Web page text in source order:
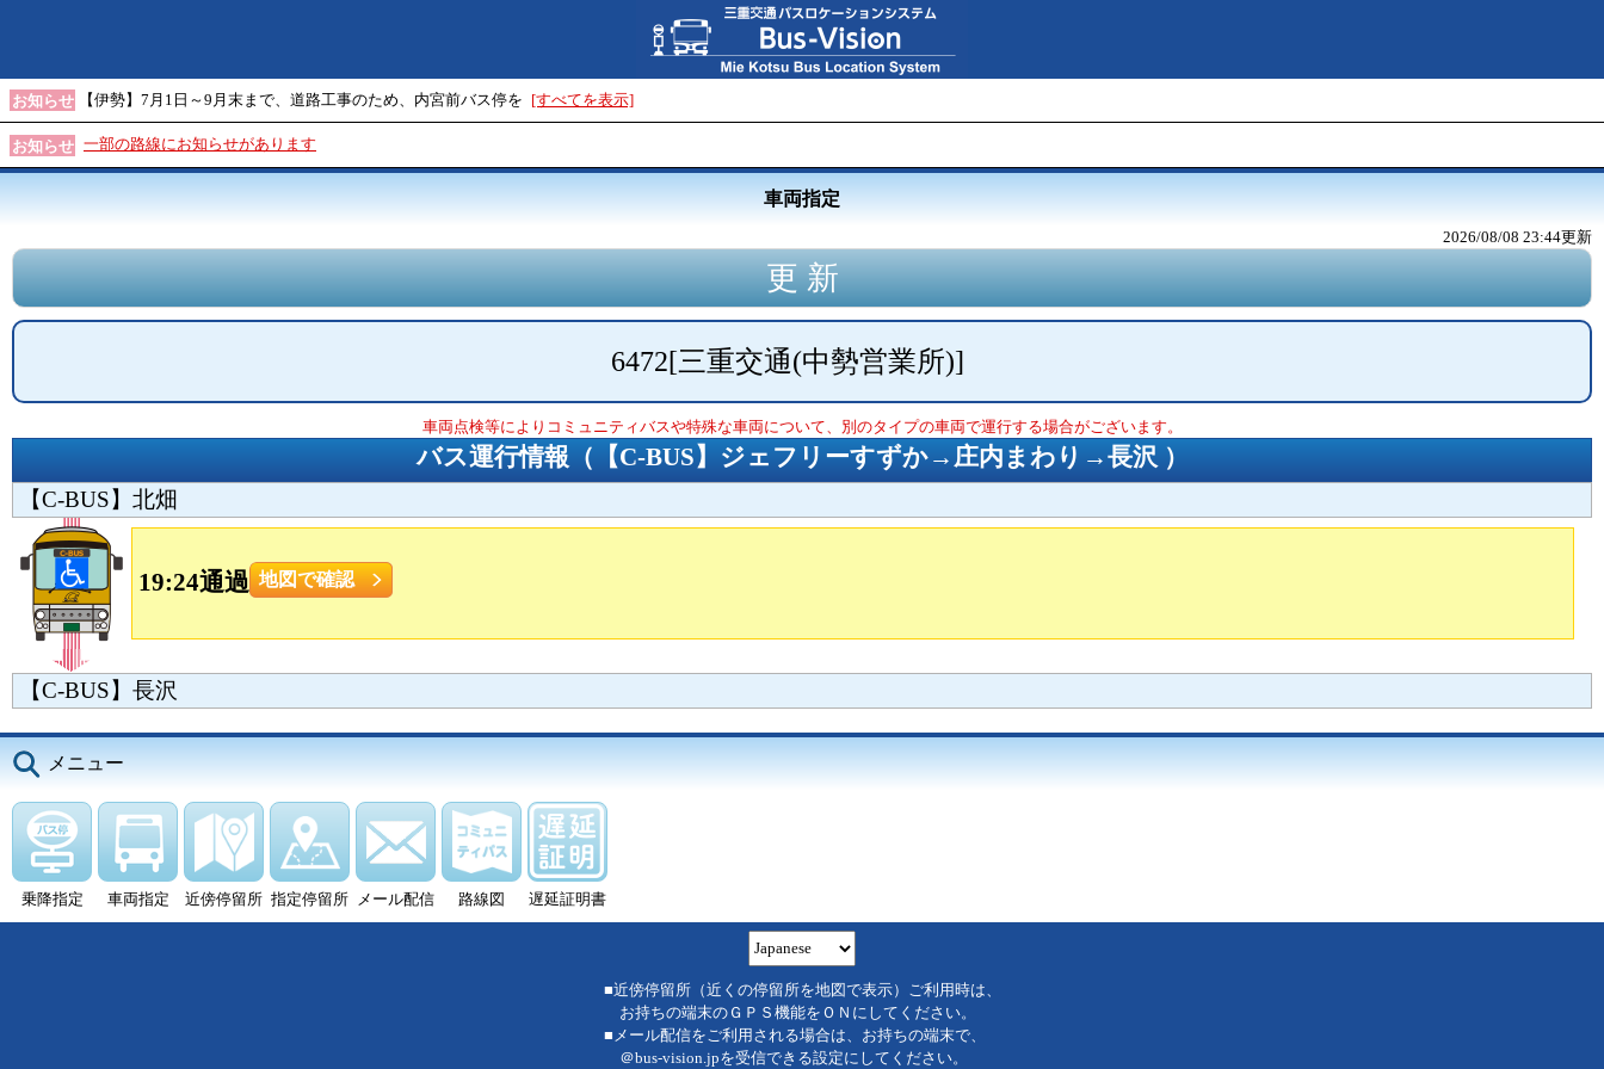
お知らせ 【伊勢】7月1日～9月末まで、道路工事のため、内宮前バス停を [すべてを表示]
お知らせ 一部の路線にお知らせがあります
車両指定
2026/08/08 23:44更新
6472[三重交通(中勢営業所)]
車両点検等によりコミュニティバスや特殊な車両について、別のタイプの車両で運行する場合がございます。
バス運行情報（ 【C-BUS】ジェフリーすずか→庄内まわり→長沢 ）
【C-BUS】北畑
19:24通過 地図で確認
【C-BUS】長沢
メニュー
乗降指定 車両指定 近傍停留所 指定停留所 メール配信 路線図 遅延証明書
■近傍停留所（近くの停留所を地図で表示）ご利用時は、
お持ちの端末のＧＰＳ機能をＯＮにしてください。
■メール配信をご利用される場合は、お持ちの端末で、
＠bus-vision.jpを受信できる設定にしてください。